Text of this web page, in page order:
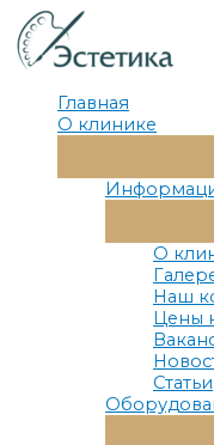
Перейти
к
содержимому
Главная
О клинике
О
Наш
Цены
Статьи